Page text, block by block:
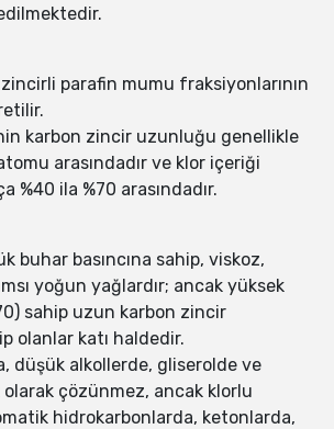
parafin mumu fraksiyonlarının
karbon zincir uzunluğu genellikle
arasındadır ve klor içeriği
%40 ila %70 arasındadır.
buhar basıncına sahip, viskoz,
yoğun yağlardır; ancak yüksek
sahip uzun karbon zincir
olanlar katı haldedir.
düşük alkollerde, gliserolde ve
çözünmez, ancak klorlu
hidrokarbonlarda, ketonlarda,